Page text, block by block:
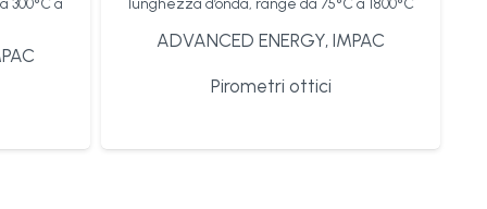
300°C a
lunghezza d’onda, range da 75°C a 1800°C
ADVANCED ENERGY,IMPAC
Pirometri ottici